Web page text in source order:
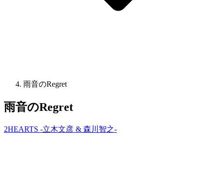
雨音のRegret
雨音のRegret
2HEARTS -立木文彦 & 森川智之-